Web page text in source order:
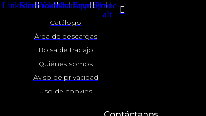
LinkedinFacebookYoutubeWhatsappEnvelopePhone-
alt
Catálogo
Área de descargas
Bolsa de trabajo
Quiénes somos
Aviso de privacidad
Uso de cookies